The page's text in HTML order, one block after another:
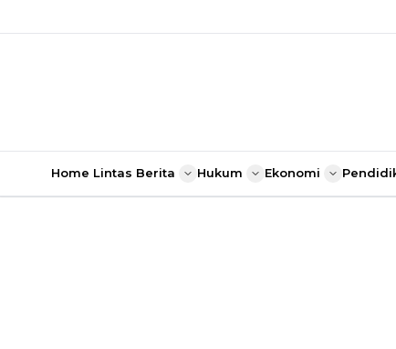
Home Lintas Berita Hukum Ekonomi